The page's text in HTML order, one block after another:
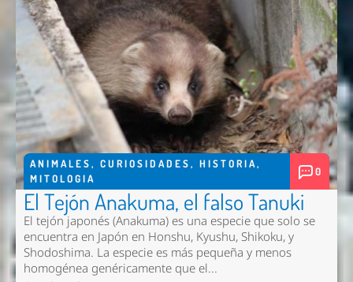
ANIMALES, CURIOSIDADES, HISTORIA,
MITOLOGIA
0
El Tejón Anakuma, el falso Tanuki
El tejón japonés (Anakuma) es una especie que solo se
encuentra en Japón en Honshu, Kyushu, Shikoku, y
Shodoshima. La especie es más pequeña y menos
homogénea genéricamente que el...